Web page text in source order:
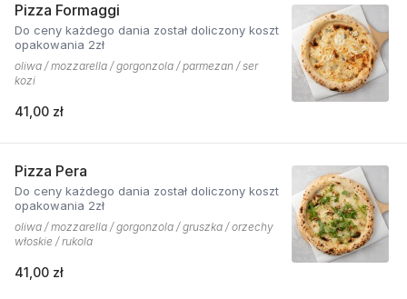
Pizza Formaggi
Do ceny każdego dania został doliczony koszt
opakowania 2zł
oliwa / mozzarella / gorgonzola / parmezan / ser
kozi
41,00 zł
Pizza Pera
Do ceny każdego dania został doliczony koszt
opakowania 2zł
oliwa / mozzarella / gorgonzola / gruszka / orzechy
włoskie / rukola
41,00 zł